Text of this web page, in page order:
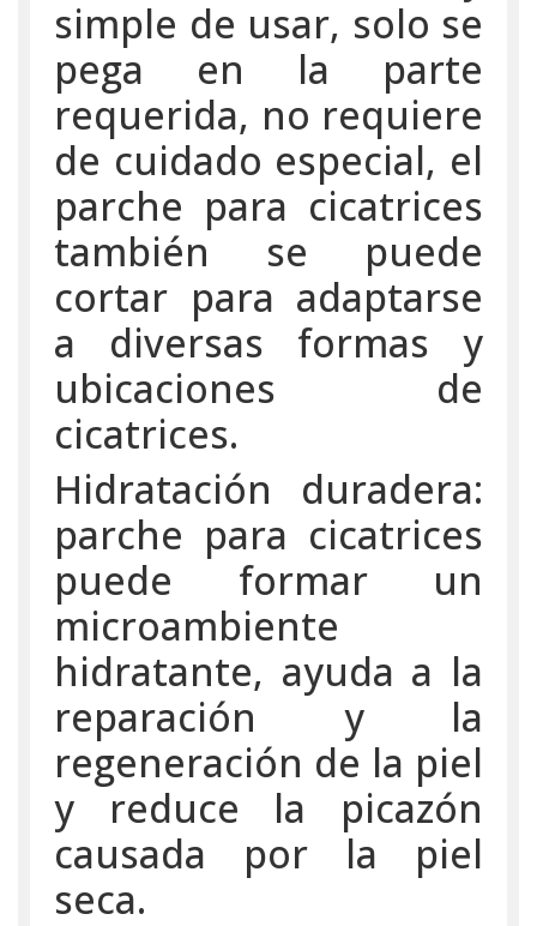
simple de usar, solo se
pega en la parte
requerida, no requiere
de cuidado especial, el
parche para cicatrices
también se puede
cortar para adaptarse
a diversas formas y
ubicaciones de
cicatrices.
Hidratación duradera:
parche para cicatrices
puede formar un
microambiente
hidratante, ayuda a la
reparación y la
regeneración de la piel
y reduce la picazón
causada por la piel
seca.